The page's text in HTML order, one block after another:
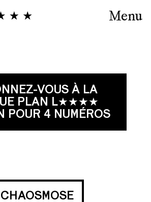
Menu
VOUS À LA
PLAN L★★★★
POUR 4 NUMÉROS
CHAOSMOSE